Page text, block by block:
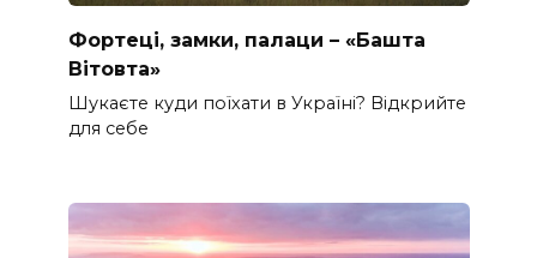
Фортеці, замки, палаци – «Башта
Вітовта»
Шукаєте куди поїхати в Україні? Відкрийте
для себе